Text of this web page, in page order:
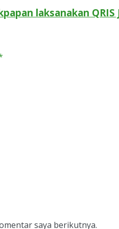
laksanakan QRIS
saya berikutnya.